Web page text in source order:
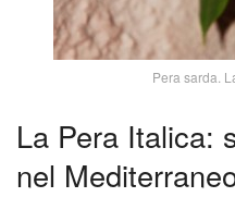
Pera sarda.
La Pera Italica:
nel